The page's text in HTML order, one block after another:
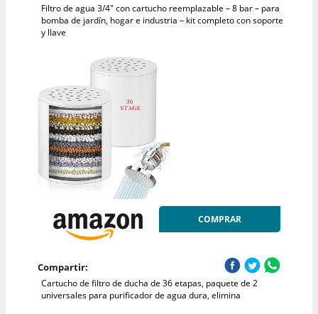
Filtro de agua 3/4" con cartucho reemplazable – 8 bar – para
bomba de jardín, hogar e industria – kit completo con soporte
y llave
COMPRAR
Compartir:
Cartucho de filtro de ducha de 36 etapas, paquete de 2
universales para purificador de agua dura, elimina